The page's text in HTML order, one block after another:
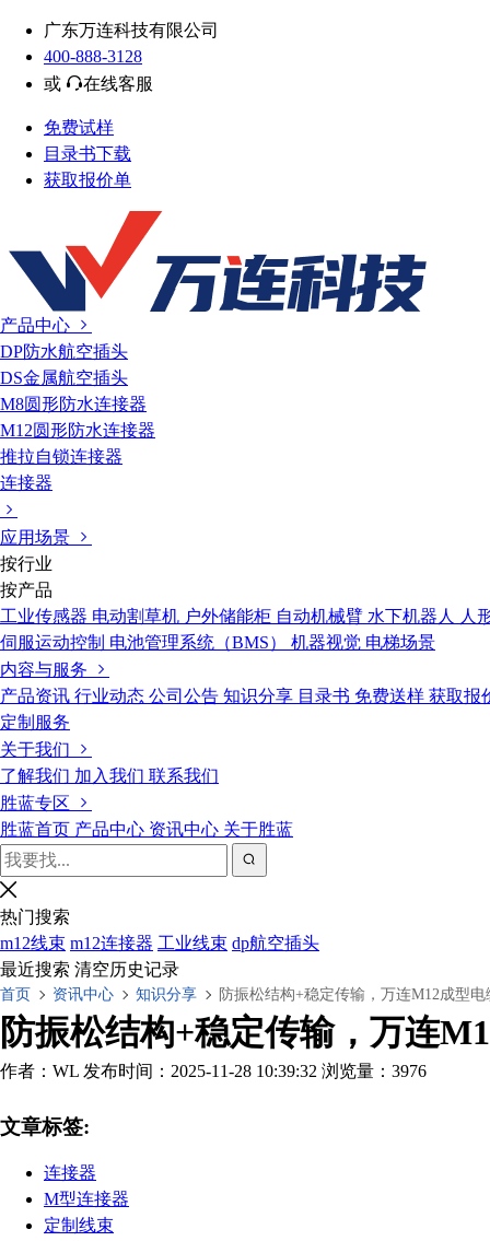
广东万连科技有限公司
400-888-3128
或
在线客服
免费试样
目录书下载
获取报价单
产品中心
DP防水航空插头
DS金属航空插头
M8圆形防水连接器
M12圆形防水连接器
推拉自锁连接器
连接器
应用场景
按行业
按产品
工业传感器 电动割草机 户外储能柜 自动机械臂 水下机器人
人
伺服运动控制 电池管理系统（BMS） 机器视觉 电梯场景
内容与服务
产品资讯 行业动态 公司公告 知识分享 目录书 免费送样 获取报
定制服务
关于我们
了解我们 加入我们 联系我们
胜蓝专区
胜蓝首页 产品中心 资讯中心 关于胜蓝
热门搜索
m12线束 m12连接器 工业线束 dp航空插头
最近搜索 清空历史记录
首页 资讯中心 知识分享 防振松结构+稳定传输，万连M12成型
防振松结构+稳定传输，万连
作者：WL 发布时间：2025-11-28 10:39:32 浏览量：3976
文章标签:
连接器
M型连接器
定制线束